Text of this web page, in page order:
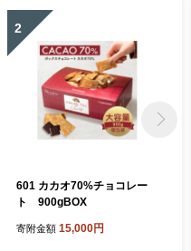
2
601 カカオ70%チョコレー
ト 900gBOX
寄附金額 15,000円